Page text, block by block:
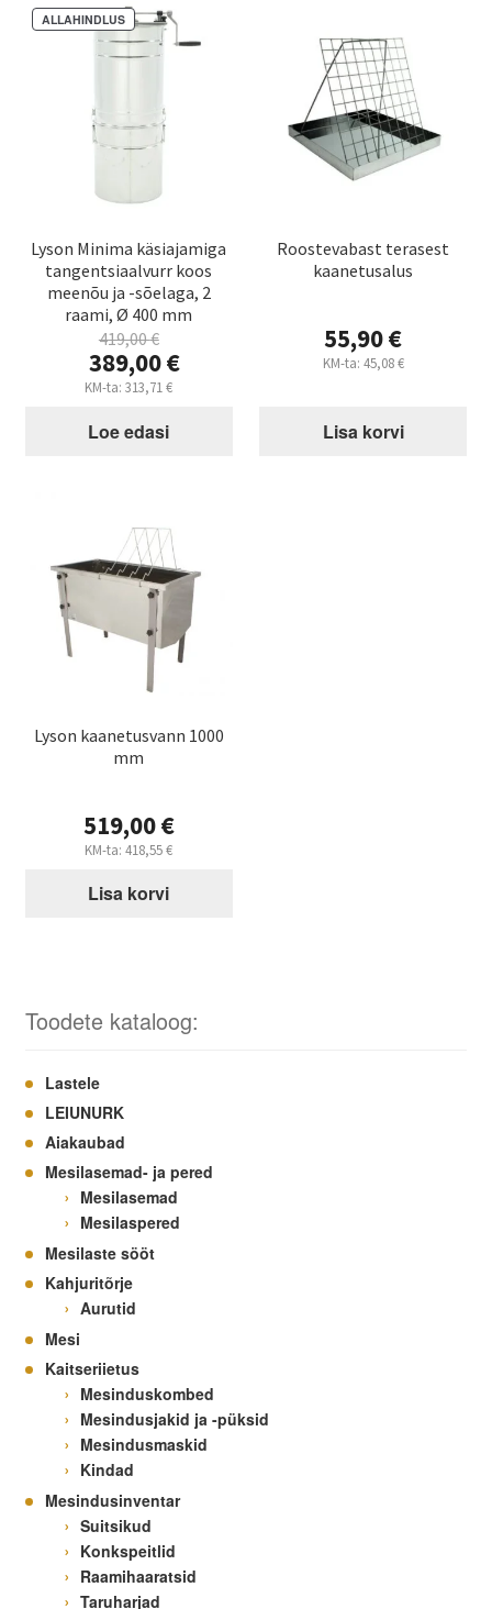
Lyson Minima käsiajamiga
tangentsiaalvurr koos
meenõu ja -sõelaga, 2
raami, Ø 400 mm
ALLAHINDLUS
419,00€
Algne
hind
oli:
419,00 €.
389,00€
Praegune
on:
KM-ta:313,71€
Loe edasi
Roostevabast terasest
kaanetusalus
55,90€
KM-ta: 45,08€
Lisa korvi
Lyson kaanetusvann 1000
mm
519,00€
KM-ta:418,55€
Lisa korvi
Toodete kataloog:
Lastele
LEIUNURK
Aiakaubad
Mesilasemad- ja pered
Mesilasemad
Mesilaspered
Mesilaste sööt
Kahjuritõrje
Aurutid
Mesi
Kaitseriietus
Mesinduskombed
Mesindusjakid ja -püksid
Mesindusmaskid
Kindad
Mesindusinventar
Suitsikud
Konkspeitlid
Raamihaaratsid
Taruharjad